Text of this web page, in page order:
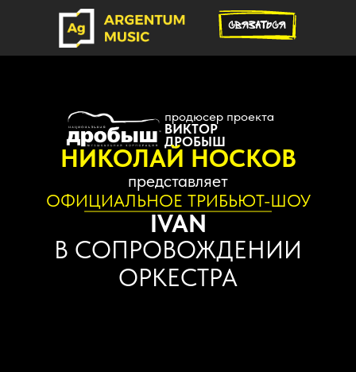
НИКОЛАЙ НОСКОВ
представляет
ОФИЦИАЛЬНОЕ ТРИБЬЮТ-ШОУ
IVAN
В СОПРОВОЖДЕНИИ
ОРКЕСТРА